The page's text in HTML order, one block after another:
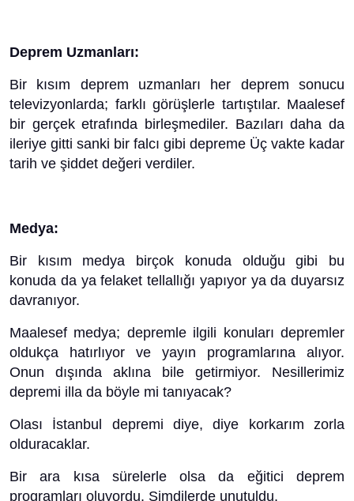
Deprem Uzmanları:
Bir kısım deprem uzmanları her deprem sonucu
televizyonlarda; farklı görüşlerle tartıştılar. Maalesef
bir gerçek etrafında birleşmediler. Bazıları daha da
ileriye gitti sanki bir falcı gibi depreme Üç vakte kadar
tarih ve şiddet değeri verdiler.
Medya:
Bir kısım medya birçok konuda olduğu gibi bu
konuda da ya felaket tellallığı yapıyor ya da duyarsız
davranıyor.
Maalesef medya; depremle ilgili konuları depremler
oldukça hatırlıyor ve yayın programlarına alıyor.
Onun dışında aklına bile getirmiyor. Nesillerimiz
depremi illa da böyle mi tanıyacak?
Olası İstanbul depremi diye, diye korkarım zorla
olduracaklar.
Bir ara kısa sürelerle olsa da eğitici deprem
programları oluyordu. Şimdilerde unutuldu.